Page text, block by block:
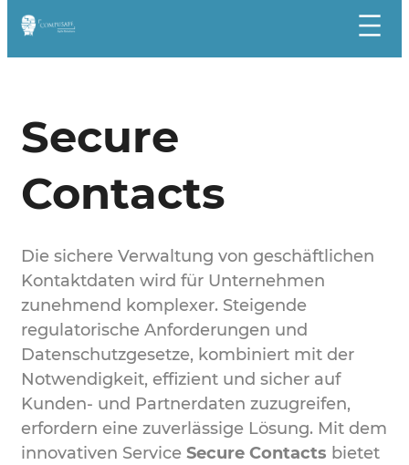
Inhalt
springen
Secure
Contacts
Die sichere Verwaltung von geschäftlichen
Kontaktdaten wird für Unternehmen
zunehmend komplexer. Steigende
regulatorische Anforderungen und
Datenschutzgesetze, kombiniert mit der
Notwendigkeit, effizient und sicher auf
Kunden- und Partnerdaten zuzugreifen,
erfordern eine zuverlässige Lösung. Mit dem
innovativen Service Secure Contacts bietet